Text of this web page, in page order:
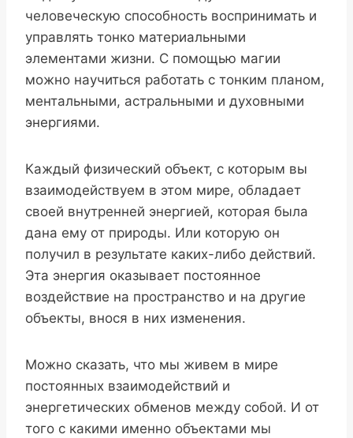
человеческую способность воспринимать и
управлять тонко материальными
элементами жизни. С помощью магии
можно научиться работать с тонким планом,
ментальными, астральными и духовными
энергиями.
Каждый физический объект, с которым вы
взаимодействуем в этом мире, обладает
своей внутренней энергией, которая была
дана ему от природы. Или которую он
получил в результате каких-либо действий.
Эта энергия оказывает постоянное
воздействие на пространство и на другие
объекты, внося в них изменения.
Можно сказать, что мы живем в мире
постоянных взаимодействий и
энергетических обменов между собой. И от
того с какими именно объектами мы